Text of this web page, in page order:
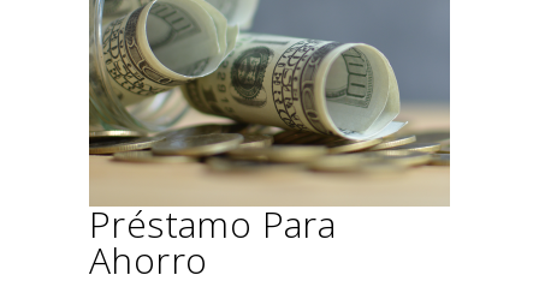
Préstamo Para
Ahorro